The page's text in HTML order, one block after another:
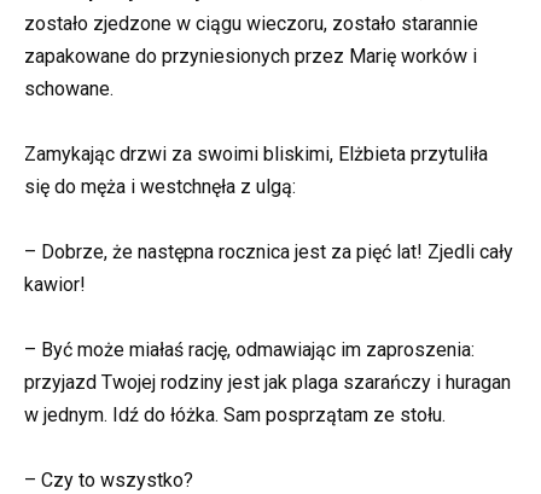
zostało zjedzone w ciągu wieczoru, zostało starannie
zapakowane do przyniesionych przez Marię worków i
schowane.
Zamykając drzwi za swoimi bliskimi, Elżbieta przytuliła
się do męża i westchnęła z ulgą:
– Dobrze, że następna rocznica jest za pięć lat! Zjedli cały
kawior!
– Być może miałaś rację, odmawiając im zaproszenia:
przyjazd Twojej rodziny jest jak plaga szarańczy i huragan
w jednym. Idź do łóżka. Sam posprzątam ze stołu.
– Czy to wszystko?